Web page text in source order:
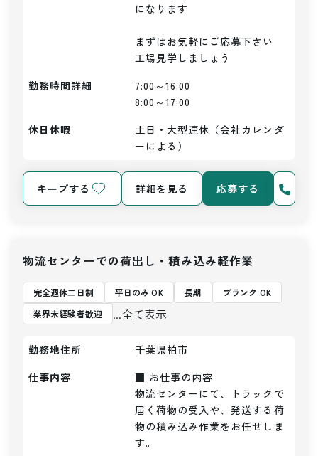
になります
まずはお気軽にご応募下さい
勤務時間詳細
7:00～16:00
8:00～17:00
休日休暇
土日・大型連休（会社カレンダ
ーによる）
キープする 詳細を見る 応募する
物流センターでの荷出し・積み込み軽作業
完全週休二日制 平日のみ OK 長期
ブランク OK
業界未経験者歓迎
...全て表示
勤務地住所
千葉県柏市
仕事内容
■ お仕事の内容
物流センターにて、トラックで
届く荷物の受入や、発送する荷
物の積み込み作業をお任せしま
す。